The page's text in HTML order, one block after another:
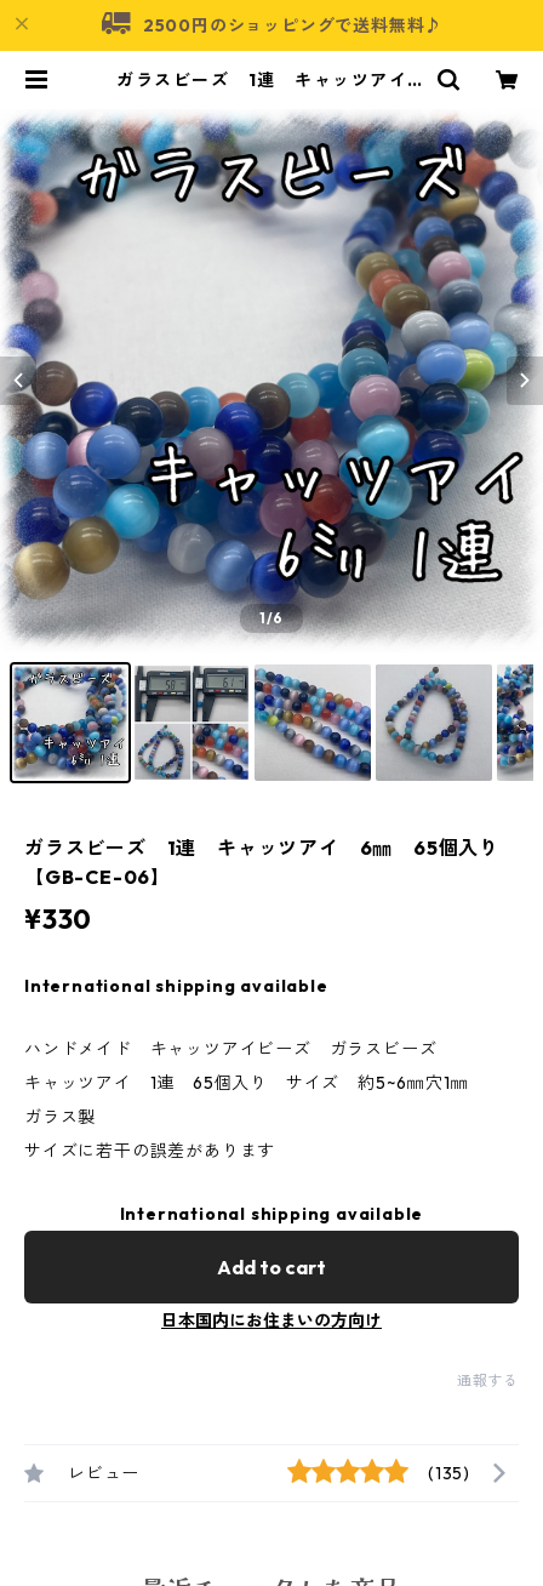
2500円のショッピングで送料無料♪
ガラスビーズ 1連 キャッツアイ
クセサリーパーツショップ・可愛い
ハンドメイドパーツ通販 | ネムネコ
1/6
ガラスビーズ 1連 キャッツアイ 6㎜ 65個入り
【GB-CE-06】
¥330
International shipping available
ハンドメイド キャッツアイビーズ ガラスビーズ
キャッツアイ 1連 65個入り サイズ 約5~6㎜穴1㎜
ガラス製
サイズに若干の誤差があります
International shipping available
Add to cart
日本国内にお住まいの方向け
通報する
レビュー (135)